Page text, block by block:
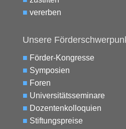
■ vererben
Unsere
■ Förder-Kongresse
■ Symposien
■ Foren
■ Universitätsseminare
■ Dozentenkolloquien
■ Stiftungspreise